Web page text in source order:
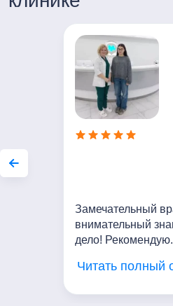
Сб-Вс с 8:00 до 20:00
Замечательный
внимательный
дело! Рекомендую.
Читать полный